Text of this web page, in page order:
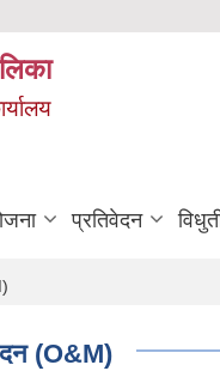
प्रतिवेदन
(O&M)